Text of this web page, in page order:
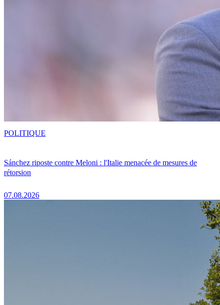
Sánchez riposte contre Meloni : l'Italie menacée de mesures de
rétorsion
07.08.2026
POLITIQUE